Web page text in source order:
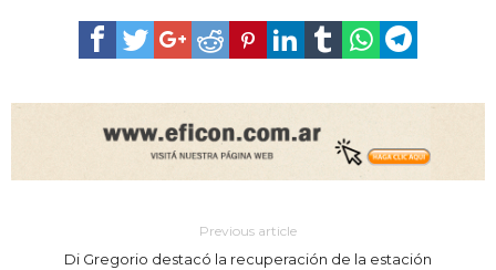
Previous article
Di Gregorio destacó la recuperación de la estación